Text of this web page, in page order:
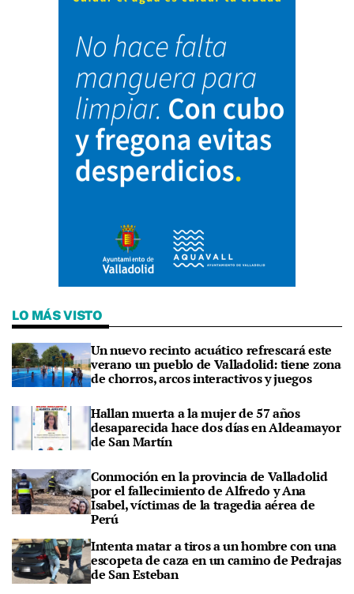
LO MÁS VISTO
Un nuevo recinto acuático refrescará este
verano un pueblo de Valladolid: tiene zona
de chorros, arcos interactivos y juegos
Hallan muerta a la mujer de 57 años
desaparecida hace dos días en Aldeamayor
de San Martín
Conmoción en la provincia de Valladolid
por el fallecimiento de Alfredo y Ana
Isabel, víctimas de la tragedia aérea de
Perú
Intenta matar a tiros a un hombre con una
escopeta de caza en un camino de Pedrajas
de San Esteban